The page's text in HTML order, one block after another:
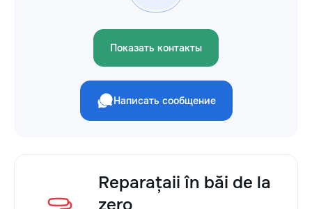
Показать контакты
Написать сообщение
Reparațaii în băi de la
zero